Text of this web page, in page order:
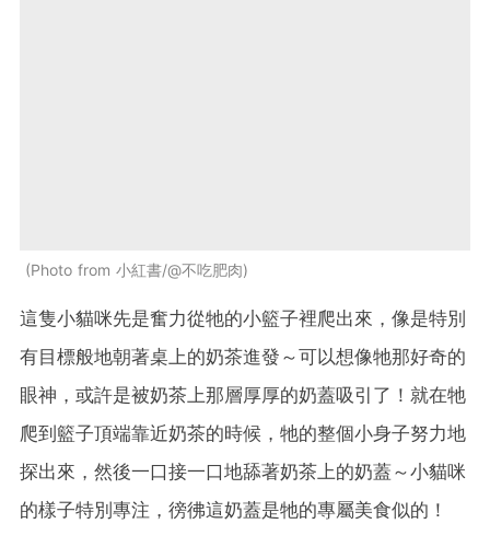
Photo from 小紅書/@不吃肥肉
這隻小貓咪先是奮力從牠的小籃子裡爬出來，像是特別
有目標般地朝著桌上的奶茶進發～可以想像牠那好奇的
眼神，或許是被奶茶上那層厚厚的奶蓋吸引了！就在牠
爬到籃子頂端靠近奶茶的時候，牠的整個小身子努力地
探出來，然後一口接一口地舔著奶茶上的奶蓋～小貓咪
的樣子特別專注，徬彿這奶蓋是牠的專屬美食似的！